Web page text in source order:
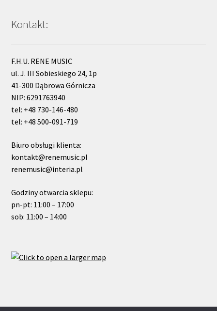
Kontakt:
F.H.U. RENE MUSIC
ul. J. III Sobieskiego 24, 1p
41-300 Dąbrowa Górnicza
NIP: 6291763940
tel: +48 730-146-480
tel: +48 500-091-719
Biuro obsługi klienta:
kontakt@renemusic.pl
renemusic@interia.pl
Godziny otwarcia sklepu:
pn-pt: 11:00 – 17:00
sob: 11:00 – 14:00